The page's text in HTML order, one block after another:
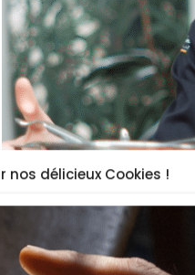
nos délicieux Cookies !